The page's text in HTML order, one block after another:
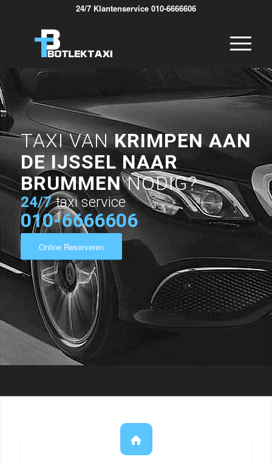
24/7 Klantenservice 010-6666606
TAXI VANKRIMPEN AAN
DE IJSSEL NAAR
BRUMMENNODIG?
24/7 taxi service
010-6666606
Online Reserveren